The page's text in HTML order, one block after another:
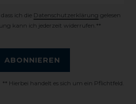
ich die Daten­schutz­erklärung gelesen
kann ich jederzeit widerrufen.**
ABONNIEREN
** Hierbei handelt es sich um ein Pflichtfeld.